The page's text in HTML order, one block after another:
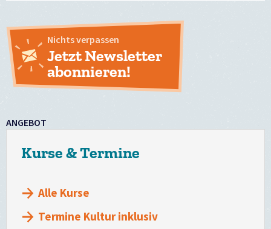
Nichts verpassen
Jetzt Newsletter
abonnieren!
ANGEBOT
Kurse & Termine
Alle Kurse
Termine Kultur inklusiv